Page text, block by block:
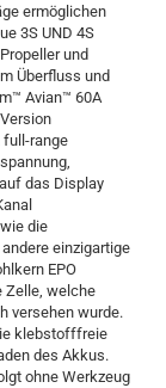
ermöglichen
3S UND 4S
und
Überfluss und
Avian™ 60A
full-range
das Display
die
einzigartige
EPO
Zelle, welche
versehen wurde.
klebstofffreie
des Akkus.
ohne Werkzeug